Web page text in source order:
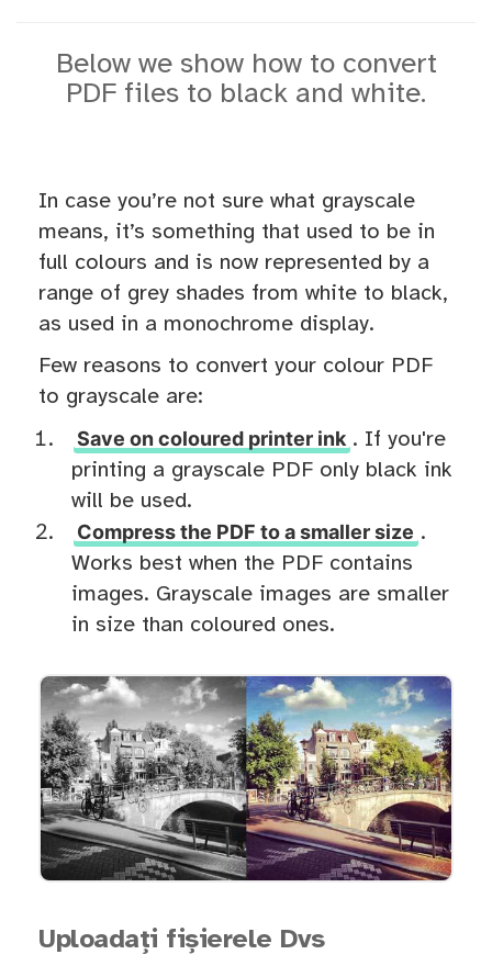
Below we show how to convert
PDF files to black and white.
In case you’re not sure what grayscale
means, it’s something that used to be in
full colours and is now represented by a
range of grey shades from white to black,
as used in a monochrome display.
Few reasons to convert your colour PDF
to grayscale are:
Save on coloured printer ink . If you're
printing a grayscale PDF only black ink
will be used.
Compress the PDF to a smaller size .
Works best when the PDF contains
images. Grayscale images are smaller
in size than coloured ones.
Uploadați fișierele Dvs